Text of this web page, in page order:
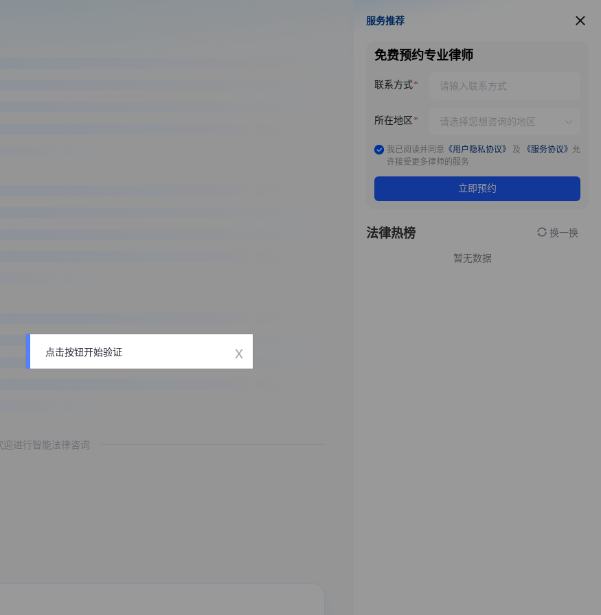
迎进行智能法律咨询
服务推荐
服务推荐
免费预约专业律师
联系方式
所在地区
我已阅读并同意 《用户隐私协议》 及 《服务协议》 允
许接受更多律师的服务
立即预约
法律热榜 换一换
暂无数据
点击按钮开始验证 x